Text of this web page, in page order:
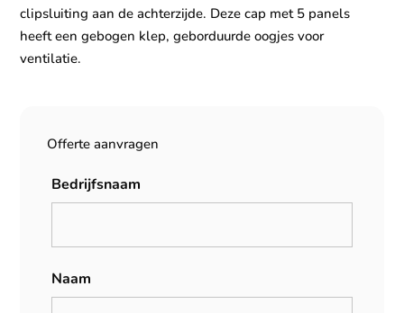
clipsluiting aan de achterzijde. Deze cap met 5 panels
heeft een gebogen klep, geborduurde oogjes voor
ventilatie.
Offerte aanvragen
Bedrijfsnaam
Naam